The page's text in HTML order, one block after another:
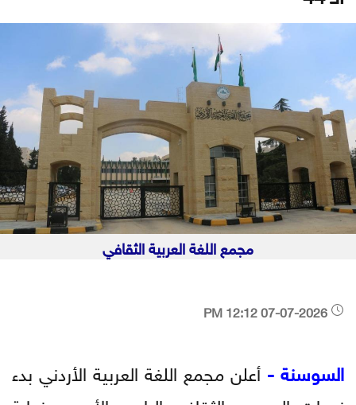
مجمع اللغة العربية الثقافي
السوسنة - أعلن مجمع اللغة العربية الأردني بدء